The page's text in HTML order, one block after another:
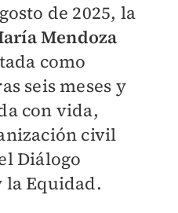
de 2025, la
Mendoza
como
seis meses y
con vida,
civil
Diálogo
Equidad.